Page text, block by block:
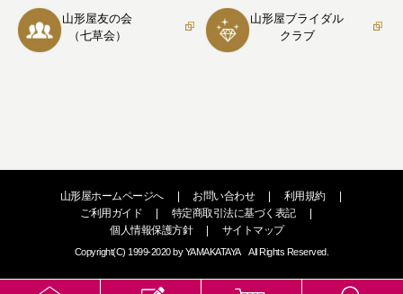
山形屋友の会
（七草会）
山形屋ブライダル
クラブ
山形屋ホームページへ | お問い合わせ | 利用規約
|
ご利用ガイド
| 特定商取引法に基づく表記
|
個人情報保護方針
| サイトマップ
Copyright(C) 1999-2020 by YAMAKATAYA All Rights Reserved.